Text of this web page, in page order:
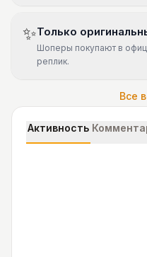
✨Только
Шоперы покупают в
реплик.
Все
Активность